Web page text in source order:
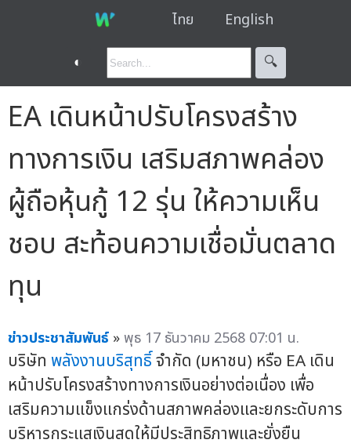
ไทย English
◐ 🔍︎
EA เดินหน้าปรับโครงสร้าง
ทางการเงิน เสริมสภาพคล่อง
ผู้ถือหุ้นกู้ 12 รุ่น ให้ความเห็น
ชอบ สะท้อนความเชื่อมั่นตลาด
ทุน
ข่าวประชาสัมพันธ์ »พุธ 17 ธันวาคม 2568 07:01 น.
บริษัท พลังงานบริสุทธิ์จำกัด (มหาชน) หรือ EA เดิน
หน้าปรับโครงสร้างทางการเงินอย่างต่อเนื่อง เพื่อ
เสริมความแข็งแกร่งด้านสภาพคล่องและยกระดับการ
บริหารกระแสเงินสดให้มีประสิทธิภาพและยั่งยืน